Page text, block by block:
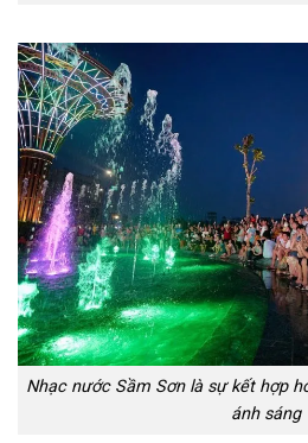
Nhạc nước Sầm Sơn là sự kết hợp
ánh sáng